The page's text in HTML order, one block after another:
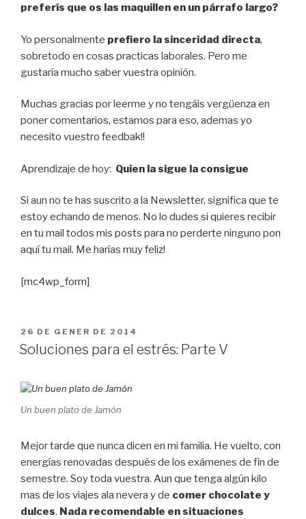
preferís que os las maquillen en un párrafo largo?
Yo personalmente prefiero la sinceridad directa,
sobretodo en cosas practicas laborales. Pero me
gustaría mucho saber vuestra opinión.
Muchas gracias por leerme y no tengáis vergüenza en
poner comentarios, estamos para eso, ademas yo
necesito vuestro feedbak!!
Aprendizaje de hoy: Quien la sigue la consigue
Si aun no te has suscrito a la Newsletter, significa que te
estoy echando de menos. No lo dudes si quieres recibir
en tu mail todos mis posts para no perderte ninguno pon
aquí tu mail. Me harías muy feliz!
[mc4wp_form]
PUBLICAT
A
26 DE GENER DE 2014
Soluciones para el estrés: Parte V
Un buen plato de Jamón
Mejor tarde que nunca dicen en mi familia. He vuelto, con
energías renovadas después de los exámenes de fin de
semestre. Soy toda vuestra. Aun que tenga algún kilo
mas de los viajes ala nevera y de comer chocolate y
dulces. Nada recomendable en situaciones